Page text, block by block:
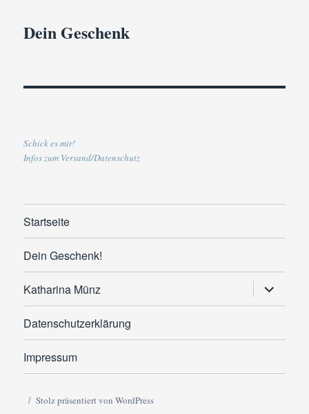
Dein Geschenk
Schick es mir!
Infos zum Versand/Datenschutz
Startseite
Dein Geschenk!
Katharina Münz
anzeigen
Datenschutzerklärung
Impressum
Stolz präsentiert von WordPress